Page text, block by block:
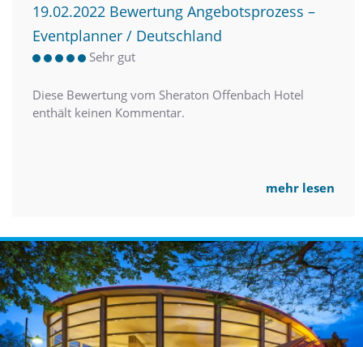
19.02.2022 Bewertung Angebotsprozess –
Eventplanner / Deutschland
Sehr gut
Diese Bewertung vom Sheraton Offenbach Hotel
enthält keinen Kommentar.
mehr lesen